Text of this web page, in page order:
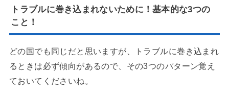
トラブルに巻き込まれないために！基本的な3つの
こと！
どの国でも同じだと思いますが、トラブルに巻き込まれ
るときは必ず傾向があるので、その3つのパターン覚え
ておいてくださいね。